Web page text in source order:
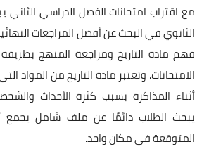
مع اقتراب امتحانات الفصل الدراسي الثاني
الثانوي في البحث عن أفضل المراجعات
فهم مادة التاريخ ومراجعة المنهج
الامتحانات. وتعتبر مادة التاريخ من المواد
أثناء المذاكرة بسبب كثرة الأحداث
يبحث الطلاب دائمًا عن ملف شامل يجمع
المتوقعة في مكان واحد.